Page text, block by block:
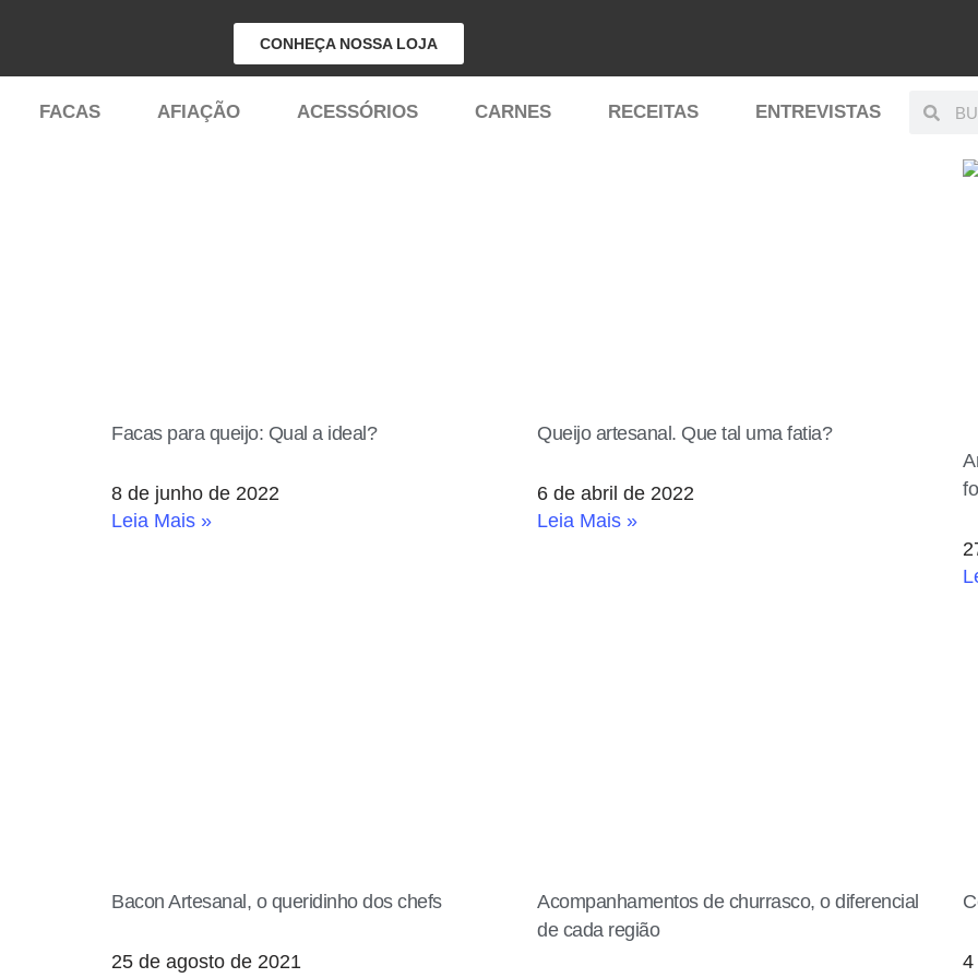
CONHEÇA NOSSA LOJA
FACAS AFIAÇÃO ACESSÓRIOS CARNES RECEITAS ENTREVISTAS
Facas para queijo: Qual a ideal?
8 de junho de 2022
Leia Mais »
Queijo artesanal. Que tal uma fatia?
6 de abril de 2022
Leia Mais »
Bacon Artesanal, o queridinho dos chefs
25 de agosto de 2021
Acompanhamentos de churrasco, o diferencial
de cada região
4